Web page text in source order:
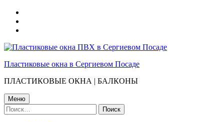
по
содержимому
конец
Пластиковые окна в Сергиевом Посаде
ПЛАСТИКОВЫЕ ОКНА | БАЛКОНЫ
Меню
Найти: